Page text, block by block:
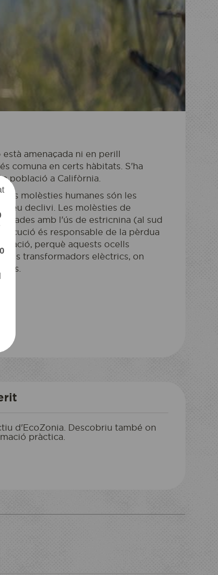
amenaçada ni en perill
comuna en certs hàbitats. S'ha
població a Califòrnia.
les molèsties humanes són les
seu declivi. Les molèsties de
amb l'ús de estricnina (al sud
és responsable de la pèrdua
perquè aquests ocells
als transformadors elèctrics, on
d'EcoZonia. Descobriu també on
pràctica.